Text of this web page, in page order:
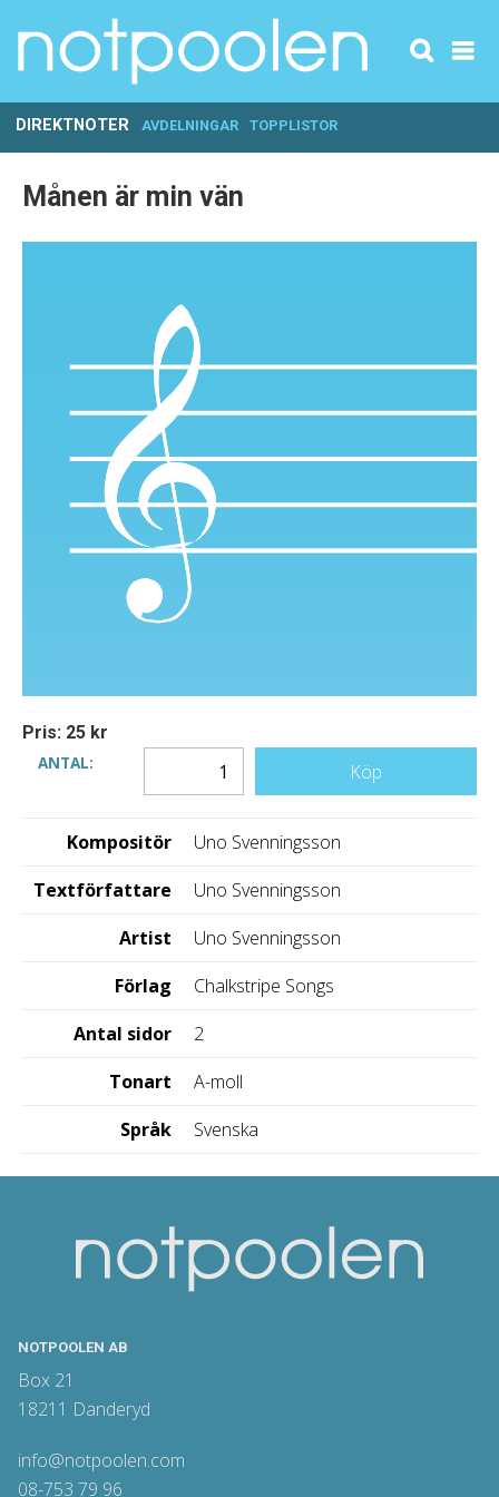
DIREKTNOTER AVDELNINGAR TOPPLISTOR
Månen är min vän
Pris: 25 kr
ANTAL:
Köp
Kompositör
Uno Svenningsson
Textförfattare
Uno Svenningsson
Artist
Uno Svenningsson
Förlag
Chalkstripe Songs
Antal sidor
2
Tonart
A-moll
Språk
Svenska
NOTPOOLEN AB
Box 21
18211 Danderyd
info@notpoolen.com
08-753 79 96